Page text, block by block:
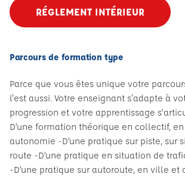
RÉGLEMENT INTÉRIEUR
Parcours de formation type
Parce que vous êtes unique votre
l'est aussi. Votre enseignant s'adapte à
progression et votre apprentissage
D’une formation théorique en collectif,
autonomie -D’une pratique sur piste, sur
route -D’une pratique en situation de
-D’une pratique sur autoroute, en ville et